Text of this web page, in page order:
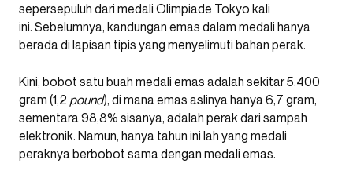
sepersepuluh dari medali Olimpiade Tokyo kali
ini. Sebelumnya, kandungan emas dalam medali hanya
berada di lapisan tipis yang menyelimuti bahan perak.
Kini, bobot satu buah medali emas adalah sekitar 5.400
gram (1,2 pound), di mana emas aslinya hanya 6,7 gram,
sementara 98,8% sisanya, adalah perak dari sampah
elektronik. Namun, hanya tahun ini lah yang medali
peraknya berbobot sama dengan medali emas.